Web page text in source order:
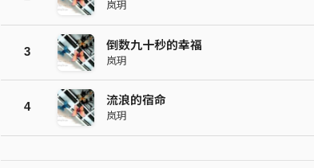
岚玥
3 倒数九十秒的幸福
岚玥
4 流浪的宿命
岚玥